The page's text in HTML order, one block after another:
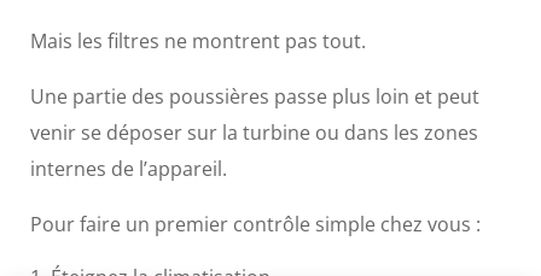
Mais les filtres ne montrent pas tout.
Une partie des poussières passe plus loin et peut
venir se déposer sur la turbine ou dans les zones
internes de l’appareil.
Pour faire un premier contrôle simple chez vous :